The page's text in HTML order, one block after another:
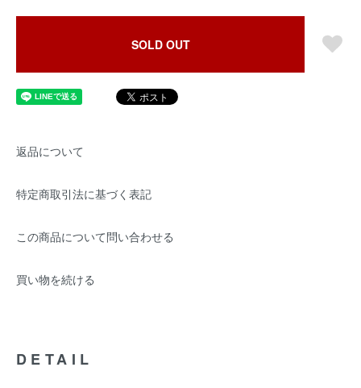
SOLD OUT
返品について
特定商取引法に基づく表記
この商品について問い合わせる
買い物を続ける
DETAIL